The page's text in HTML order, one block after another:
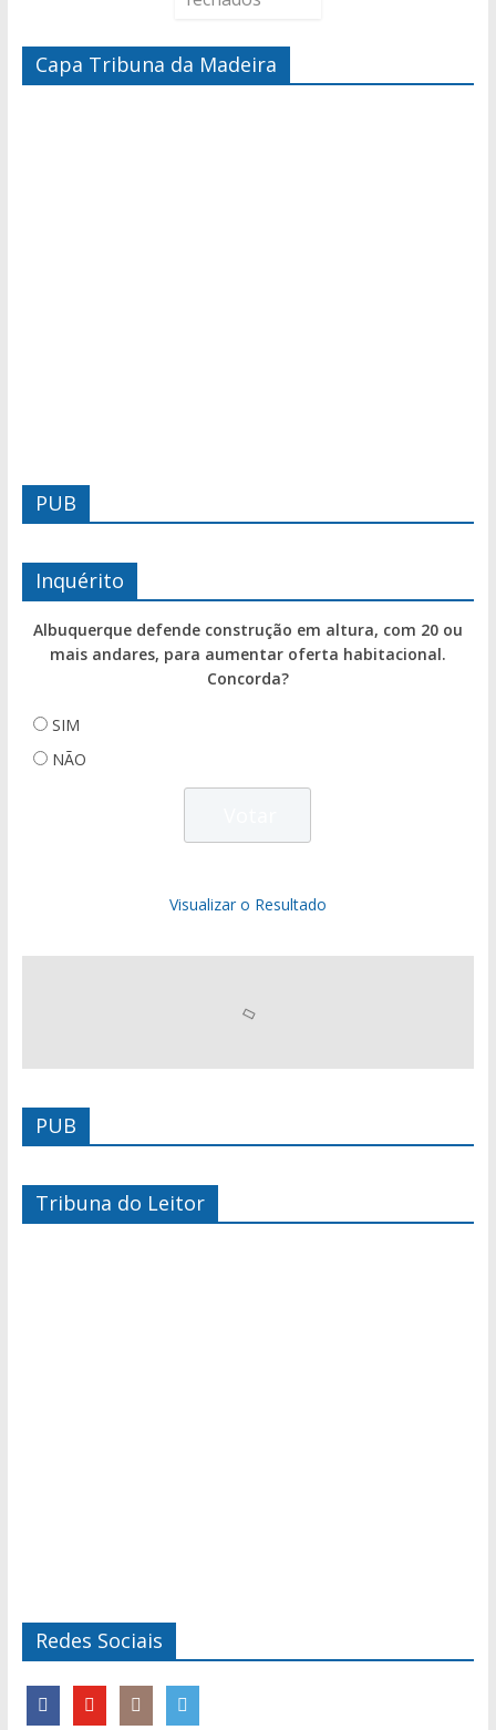
Capa Tribuna da Madeira
PUB
Inquérito
Albuquerque defende construção em altura, com 20 ou
mais andares, para aumentar oferta habitacional.
Concorda?
SIM
NÃO
Visualizar o Resultado
PUB
Tribuna do Leitor
Redes Sociais